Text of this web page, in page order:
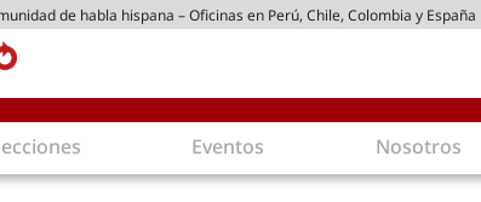
de habla hispana – Oficinas en Perú, Chile, Colombia y España
Eventos Nosotros